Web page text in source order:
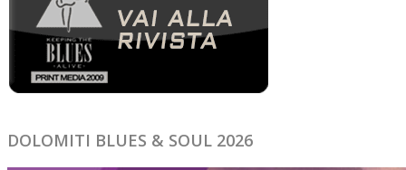
DOLOMITI BLUES & SOUL 2026